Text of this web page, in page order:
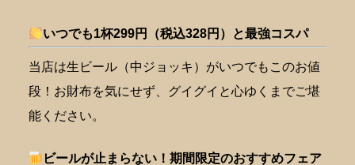
いつでも1杯299円（税込328円）と最強コスパ
当店は生ビール（中ジョッキ）がいつでもこのお値
段！お財布を気にせず、グイグイと心ゆくまでご堪
能ください。
ビールが止まらない！期間限定のおすすめフェア